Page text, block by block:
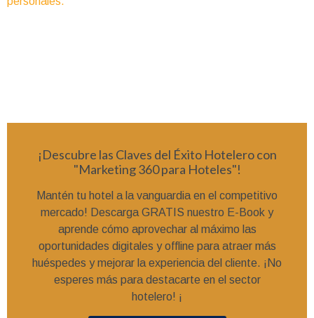
¡Descubre las Claves del Éxito Hotelero con
"Marketing 360 para Hoteles"!
Mantén tu hotel a la vanguardia en el competitivo
mercado! Descarga GRATIS nuestro E-Book y
aprende cómo aprovechar al máximo las
oportunidades digitales y offline para atraer más
huéspedes y mejorar la experiencia del cliente. ¡No
esperes más para destacarte en el sector
hotelero! ¡